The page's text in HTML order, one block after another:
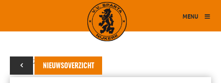
MENU
NIEUWSOVERZICHT
24 juni 2023